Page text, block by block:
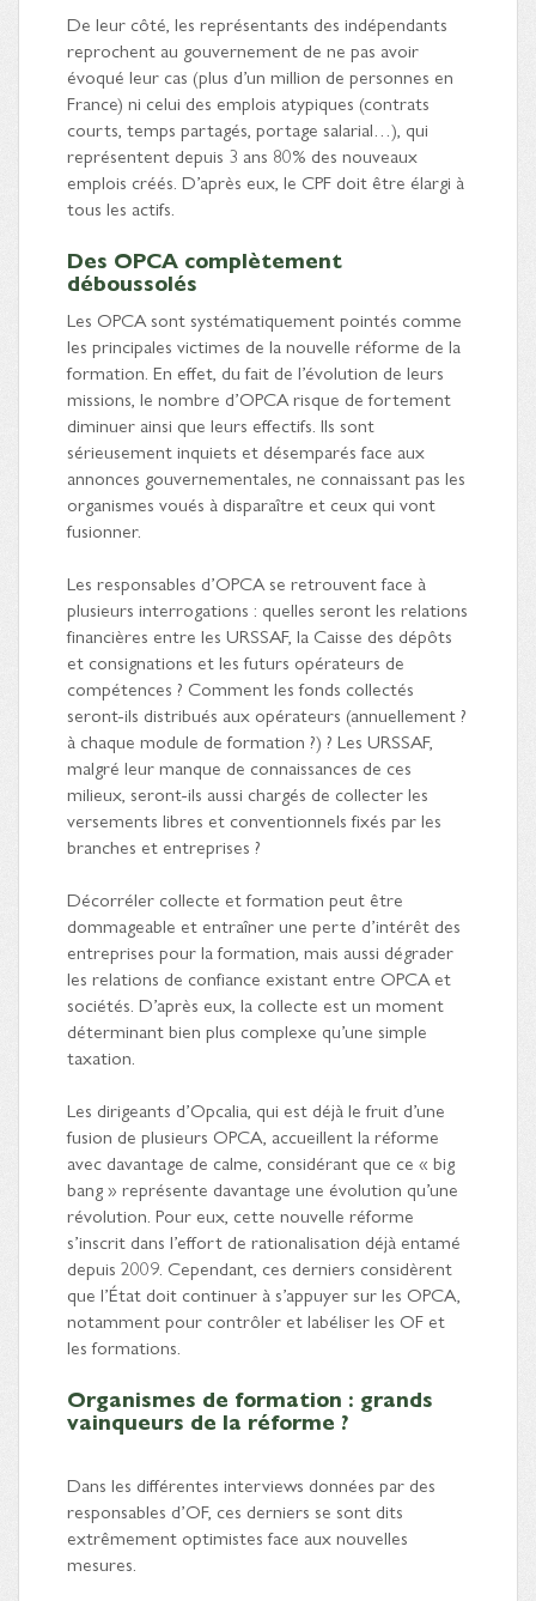
De leur côté, les représentants des indépendants
reprochent au gouvernement de ne pas avoir
évoqué leur cas (plus d’un million de personnes en
France) ni celui des emplois atypiques (contrats
courts, temps partagés, portage salarial…), qui
représentent depuis 3 ans 80% des nouveaux
emplois créés. D’après eux, le CPF doit être élargi à
tous les actifs.
Des OPCA complètement
déboussolés
Les OPCA sont systématiquement pointés comme
les principales victimes de la nouvelle réforme de la
formation. En effet, du fait de l’évolution de leurs
missions, le nombre d’OPCA risque de fortement
diminuer ainsi que leurs effectifs. Ils sont
sérieusement inquiets et désemparés face aux
annonces gouvernementales, ne connaissant pas les
organismes voués à disparaître et ceux qui vont
fusionner.
Les responsables d’OPCA se retrouvent face à
plusieurs interrogations : quelles seront les relations
financières entre les URSSAF, la Caisse des dépôts
et consignations et les futurs opérateurs de
compétences ? Comment les fonds collectés
seront-ils distribués aux opérateurs (annuellement ?
à chaque module de formation ?) ? Les URSSAF,
malgré leur manque de connaissances de ces
milieux, seront-ils aussi chargés de collecter les
versements libres et conventionnels fixés par les
branches et entreprises ?
Décorréler collecte et formation peut être
dommageable et entraîner une perte d’intérêt des
entreprises pour la formation, mais aussi dégrader
les relations de confiance existant entre OPCA et
sociétés. D’après eux, la collecte est un moment
déterminant bien plus complexe qu’une simple
taxation.
Les dirigeants d’Opcalia, qui est déjà le fruit d’une
fusion de plusieurs OPCA, accueillent la réforme
avec davantage de calme, considérant que ce « big
bang » représente davantage une évolution qu’une
révolution. Pour eux, cette nouvelle réforme
s’inscrit dans l’effort de rationalisation déjà entamé
depuis 2009. Cependant, ces derniers considèrent
que l’État doit continuer à s’appuyer sur les OPCA,
notamment pour contrôler et labéliser les OF et
les formations.
Organismes de formation : grands
vainqueurs de la réforme ?
Dans les différentes interviews données par des
responsables d’OF, ces derniers se sont dits
extrêmement optimistes face aux nouvelles
mesures.